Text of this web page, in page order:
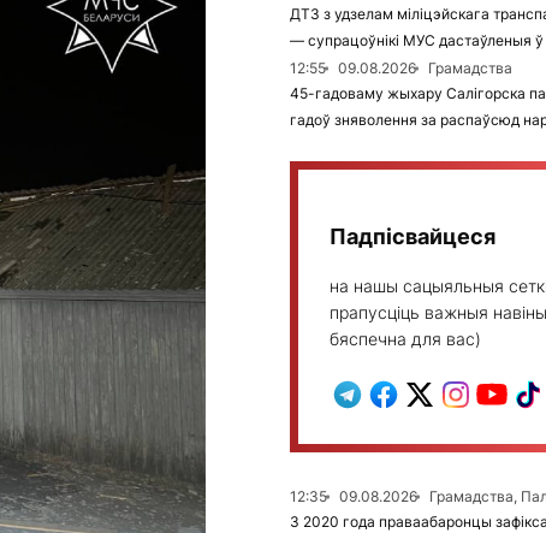
ДТЗ з удзелам міліцэйскага
— супрацоўнікі МУС дастаўленыя ў
12:55
09.08.2026
Грамадства
45-гадоваму жыхару Салігорска
гадоў зняволення за распаўсюд
Падпісвайцеся
на нашы сацыяльныя
прапусціць важныя навіны
бяспечна для вас)
12:35 09.08.2026
Грамадства,
З 2020 года праваабаронцы